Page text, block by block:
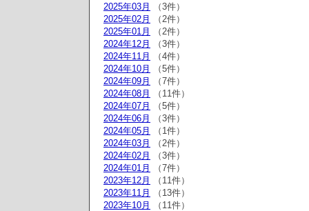
2025年03月
（3件）
2025年02月
（2件）
2025年01月
（2件）
2024年12月
（3件）
2024年11月
（4件）
2024年10月
（5件）
2024年09月
（7件）
2024年08月
（11件）
2024年07月
（5件）
2024年06月
（3件）
2024年05月
（1件）
2024年03月
（2件）
2024年02月
（3件）
2024年01月
（7件）
2023年12月
（11件）
2023年11月
（13件）
2023年10月
（11件）